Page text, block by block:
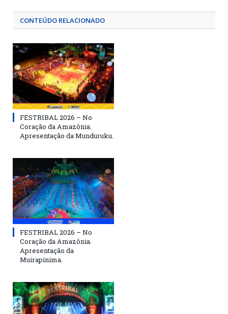
CONTEÚDO RELACIONADO
FESTRIBAL 2026 – No
Coração da Amazônia.
Apresentação da Munduruku.
FESTRIBAL 2026 – No
Coração da Amazônia.
Apresentação da
Muirapinima.